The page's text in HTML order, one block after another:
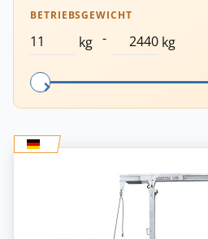
BETRIEBSGEWICHT
kg - kg